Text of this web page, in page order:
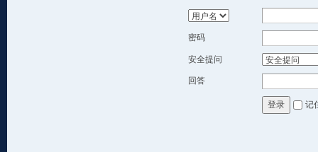
密码
安全提问
回答
登录 记